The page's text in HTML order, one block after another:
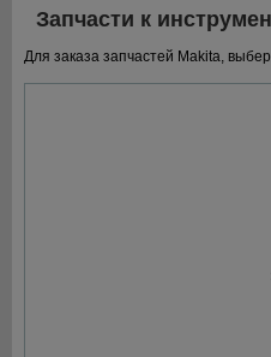
Запчасти к
Для заказа запчастей Makita,